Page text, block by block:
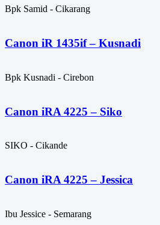
Bpk Samid - Cikarang
Canon iR 1435if – Kusnadi
Bpk Kusnadi - Cirebon
Canon iRA 4225 – Siko
SIKO - Cikande
Canon iRA 4225 – Jessica
Ibu Jessice - Semarang